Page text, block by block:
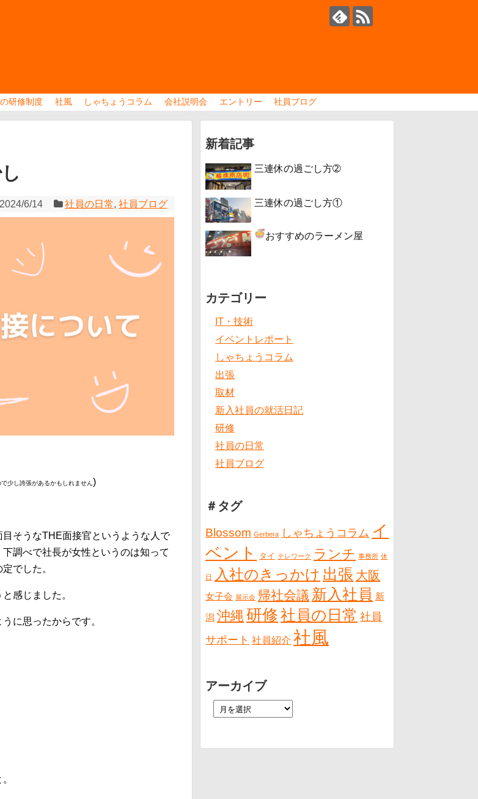
研修制度 社風 しゃちょうコラム 会社説明会 エントリー 社員ブログ
2024/6/14 社員の日常, 社員ブログ
少し誇張があるかもしれません)
そうなTHE面接官というような人で
調べで社長が女性というのは知って
でした。
感じました。
に思ったからです。
新着記事
三連休の過ごし方➁
三連休の過ごし方①
おすすめのラーメン屋
カテゴリー
IT・技術
イベントレポート
しゃちょうコラム
出張
取材
新入社員の就活日記
研修
社員の日常
社員ブログ
＃タグ
Blossom Gerbera しゃちょうコラム イ
ベント
タイ テレワーク ランチ 事務所 休
日 入社のきっかけ 出張 大阪
女子会 展示会 帰社会議 新入社員 新
潟 沖縄 研修社員の日常 社員
サポート 社員紹介 社風
アーカイブ